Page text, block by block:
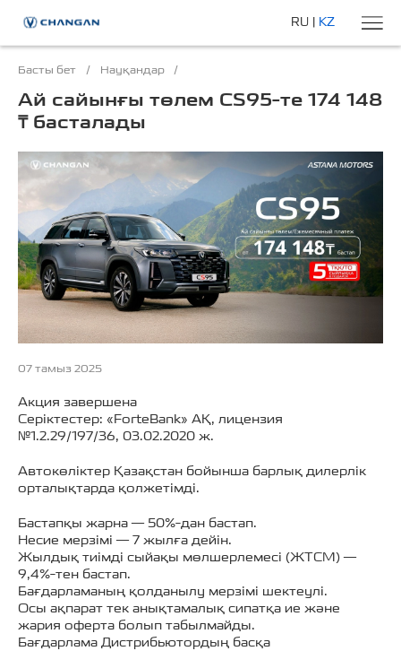
RU KZ
Басты бет / Науқандар /
Ай сайынғы төлем CS95-те 174 148
₸ басталады
07 тамыз 2025
Акция завершена
Серіктестер: «ForteBank» АҚ, лицензия
№1.2.29/197/36, 03.02.2020 ж.
Автокөліктер Қазақстан бойынша барлық дилерлік
орталықтарда қолжетімді.
Бастапқы жарна — 50%-дан бастап.
Несие мерзімі — 7 жылға дейін.
Жылдық тиімді сыйақы мөлшерлемесі (ЖТСМ) —
9,4%-тен бастап.
Бағдарламаның қолданылу мерзімі шектеулі.
Осы ақпарат тек анықтамалық сипатқа ие және
жария оферта болып табылмайды.
Бағдарлама Дистрибьютордың басқа